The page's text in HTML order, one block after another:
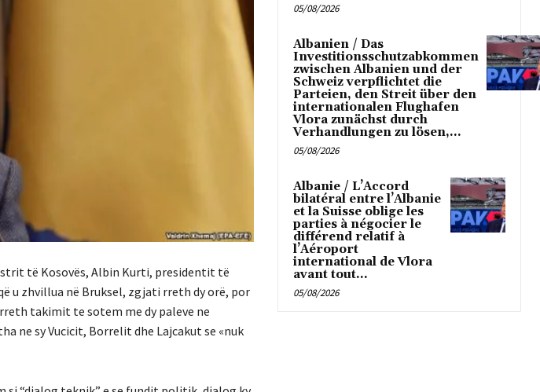
të Kosovës, Albin Kurti, presidentit të
u zhvillua në Bruksel, zgjati rreth dy orë, por
takimit te sotem me dy paleve ne
ne sy Vucicit, Borrelit dhe Lajcakut se «nuk
05/08/2026
Albanien / Das
Investitionsschutzabkommen
zwischen Albanien und der
Schweiz verpflichtet die
Parteien, den Streit über den
internationalen Flughafen
Vlora zunächst durch
Verhandlungen zu lösen,...
05/08/2026
Albanie / L’Accord
bilatéral entre l’Albanie
et la Suisse oblige les
parties à négocier le
différend relatif à
l’Aéroport
international de Vlora
avant tout...
05/08/2026